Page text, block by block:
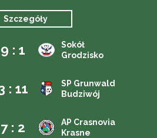
Szczegóły
9 : 1
Sokół
Grodzisko
: 11
SP Grunwald
Budziwój
7 : 2
AP Crasnovia
Krasne